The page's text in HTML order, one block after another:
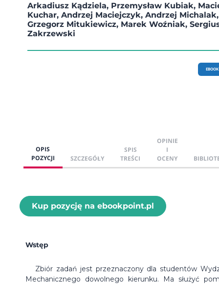
Arkadiusz Kądziela, Przemysław Kubiak,
Kuchar, Andrzej Maciejczyk, Andrzej Michalak,
Grzegorz Mitukiewicz, Marek Woźniak,
Zakrzewski
EBOOK
OPIS
POZYCJI
SZCZEGÓŁY
SPIS
TREŚCI
OPINIE
I
OCENY
Kup pozycję na ebookpoint.pl
Wstęp
Zbiór zadań jest przeznaczony dla studentów
Mechanicznego dowolnego kierunku. Ma służyć